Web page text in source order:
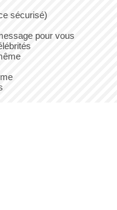
sécurisé)
pour vous